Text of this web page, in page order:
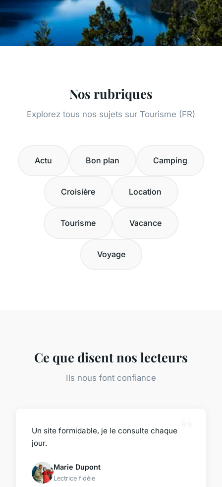
Nos rubriques
Explorez tous nos sujets sur Tourisme (FR)
Actu Bon plan Camping
Croisière Location
Tourisme Vacance
Voyage
Ce que disent nos lecteurs
Ils nous font confiance
Un site formidable, je le consulte chaque
jour.
Marie Dupont
Lectrice fidèle